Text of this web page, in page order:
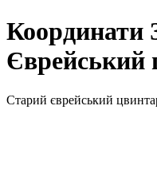
Координати
Єврейський
Старий єврейський